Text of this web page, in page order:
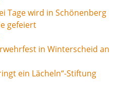
Tage wird in Schönenberg
gefeiert
in Winterscheid an
ein Lächeln“-Stiftung